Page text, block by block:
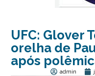
UFC: Glover
orelha de
após
admin